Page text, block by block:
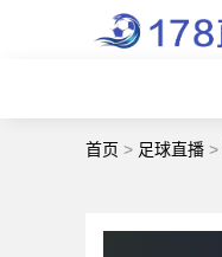
首页 > 足球直播 >